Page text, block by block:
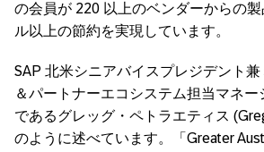
の会員が 220 以上のベンダーからの
ル以上の節約を実現しています。
SAP 北米シニアバイスプレジデント兼
＆パートナーエコシステム担当マネ
であるグレッグ・ペトラエティス
のように述べています。「Greater